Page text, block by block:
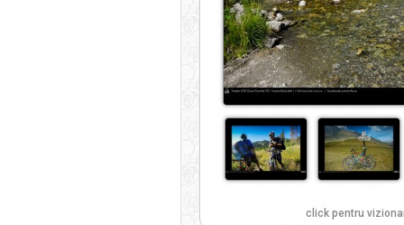
click pentru